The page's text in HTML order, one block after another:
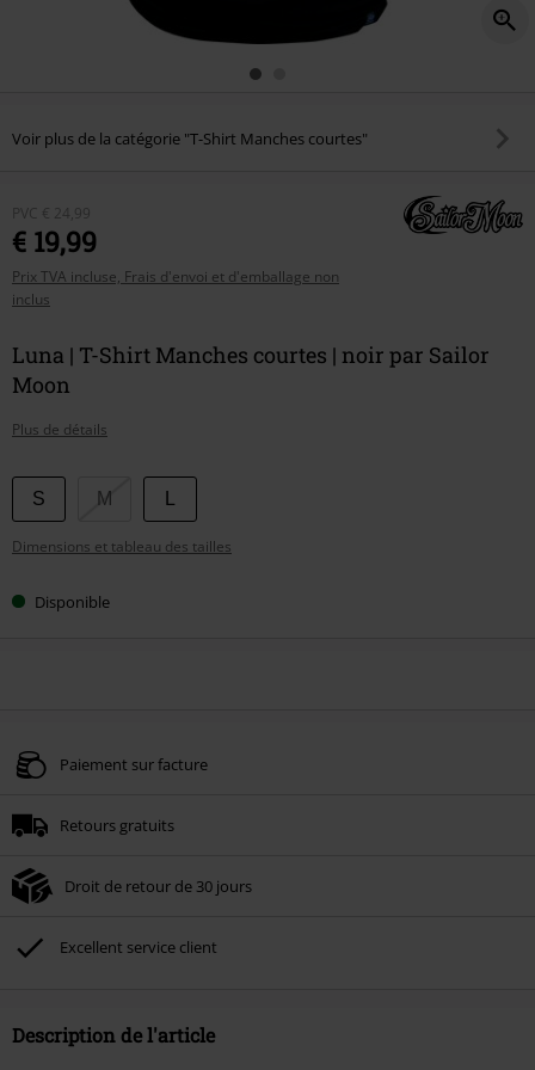
Voir plus de la catégorie "T-Shirt Manches courtes"
PVC € 24,99
€ 19,99
Prix TVA incluse, Frais d'envoi et d'emballage non
inclus
Luna | T-Shirt Manches courtes | noir par Sailor
Moon
Plus de détails
Choisissez
votre
taille
S M
Dimensions et tableau des tailles
Disponible
Paiement sur facture
Retours gratuits
Droit de retour de 30 jours
Excellent service client
Description de l'article